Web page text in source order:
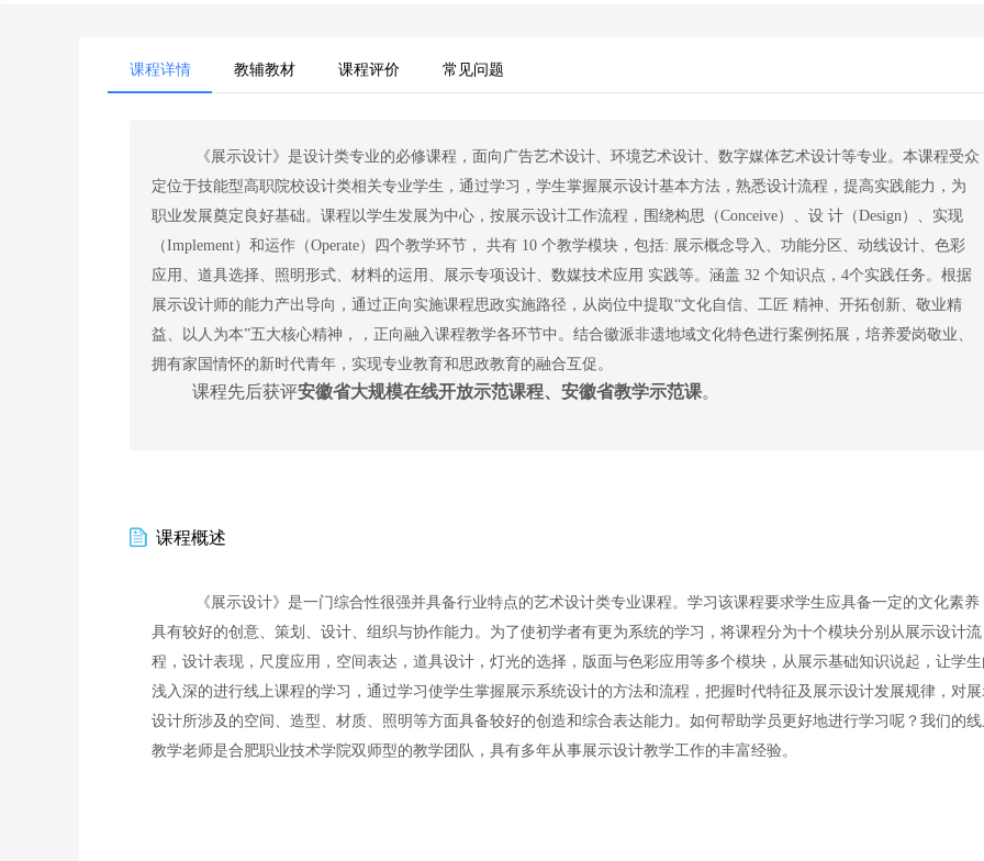
课程详情 教辅教材 课程评价 常见问题
《展示设计》是设计类专业的必修课程，面向广告艺术设计、环境艺术设计、数字媒体艺术设计等专业。本课程受众
定位于技能型高职院校设计类相关专业学生，通过学习，学生掌握展示设计基本方法，熟悉设计流程，提高实践能力，为
职业发展奠定良好基础。课程以学生发展为中心，按展示设计工作流程，围绕构思（Conceive）、设 计（Design）、实现
（Implement）和运作（Operate）四个教学环节， 共有 10 个教学模块，包括: 展示概念导入、功能分区、动线设计、色彩
应用、道具选择、照明形式、材料的运用、展示专项设计、数媒技术应用 实践等。涵盖 32 个知识点，4个实践任务。根据
展示设计师的能力产出导向，通过正向实施课程思政实施路径，从岗位中提取“文化自信、工匠 精神、开拓创新、敬业精
益、以人为本”五大核心精神，，正向融入课程教学各环节中。结合徽派非遗地域文化特色进行案例拓展，培养爱岗敬业、
拥有家国情怀的新时代青年，实现专业教育和思政教育的融合互促。
课程先后获评安徽省大规模在线开放示范课程、安徽省教学示范课。
课程概述
《展示设计》是一门综合性很强并具备行业特点的艺术设计类专业课程。学习该课程要求学生应具备一定的文化素养
具有较好的创意、策划、设计、组织与协作能力。为了使初学者有更为系统的学习，将课程分为十个模块分别从展示设计流
程，设计表现，尺度应用，空间表达，道具设计，灯光的选择，版面与色彩应用等多个模块，从展示基础知识说起，让学生
浅入深的进行线上课程的学习，通过学习使学生掌握展示系统设计的方法和流程，把握时代特征及展示设计发展规律，对
设计所涉及的空间、造型、材质、照明等方面具备较好的创造和综合表达能力。如何帮助学员更好地进行学习呢？我们的线
教学老师是合肥职业技术学院双师型的教学团队，具有多年从事展示设计教学工作的丰富经验。